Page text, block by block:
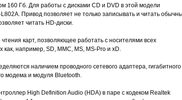
160 Гб. Для работы с дисками CD и DVD в этой модели
Привод позволяет не только записывать и читать
читать HD-диски.
карт, позволяющее работать с носителями всех
например, SD, MMC, MS, MS-Pro и xD.
наличием проводного сетевого адаптера, гигабитного
модема и модуля Bluetooth.
High Definition Audio (HDA) в паре с кодеком Realtek